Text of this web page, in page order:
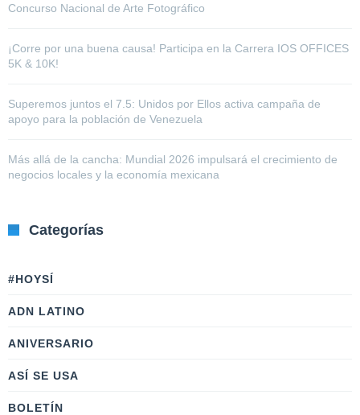
Concurso Nacional de Arte Fotográfico
¡Corre por una buena causa! Participa en la Carrera IOS OFFICES
5K & 10K!
Superemos juntos el 7.5: Unidos por Ellos activa campaña de
apoyo para la población de Venezuela
Más allá de la cancha: Mundial 2026 impulsará el crecimiento de
negocios locales y la economía mexicana
Categorías
#HOYSÍ
ADN LATINO
ANIVERSARIO
ASÍ SE USA
BOLETÍN